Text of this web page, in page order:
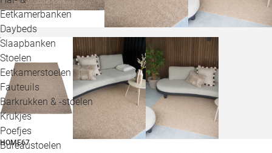
Eetkamerbanken
Daybeds
Slaapbanken
Stoelen
Eetkamerstoelen
Fauteuils
Barkrukken & -stoelen
Krukjes
Poefjes
Bureaustoelen
HOME67